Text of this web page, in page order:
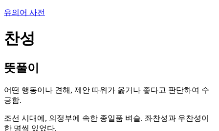
유의어 사전
찬성
뜻풀이
어떤 행동이나 견해, 제안 따위가 옳거나 좋다고 판단하여 수
긍함.
조선 시대에, 의정부에 속한 종일품 벼슬. 좌찬성과 우찬성이
한 명씩 있었다.